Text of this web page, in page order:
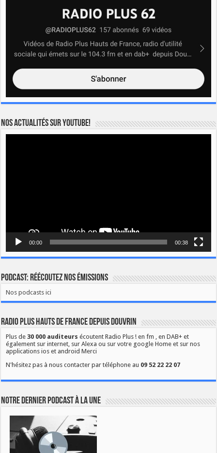
Nos actualités sur YOUTUBE!
00:00 00:38
Podcast: Réécoutez nos émissions
Nos podcasts ici
Radio Plus Hauts de France depuis Douvrin
Plus de30 000 auditeurs écoutent Radio Plus ! en fm , en DAB+ et
également sur internet, sur Alexa ou sur votre google Home et sur nos
applications ios et android Merci
N'hésitez pas à nous contacter par téléphone au 09 52 22 22 07
Notre dernier podcast à la une